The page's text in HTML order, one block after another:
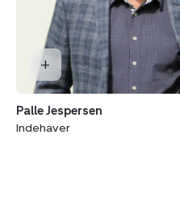
Palle Jespersen
Indehaver